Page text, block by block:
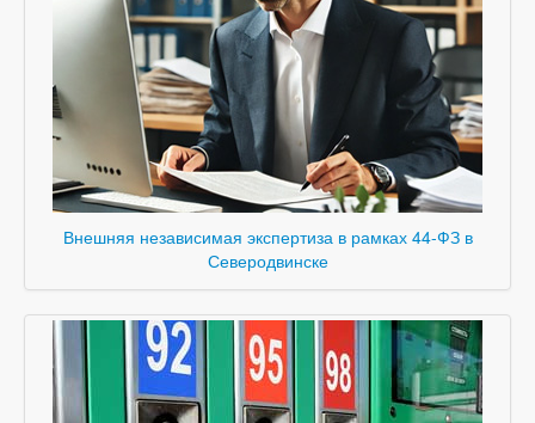
Внешняя независимая экспертиза в рамках 44-ФЗ в
Северодвинске